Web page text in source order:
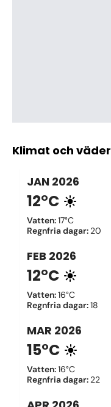
Klimat och väder
JAN 2026
12°C
Vatten:17°C
Regnfria dagar: 20
FEB 2026
12°C
Vatten:16°C
Regnfria dagar:18
MAR 2026
15°C
Vatten:16°C
Regnfria dagar: 22